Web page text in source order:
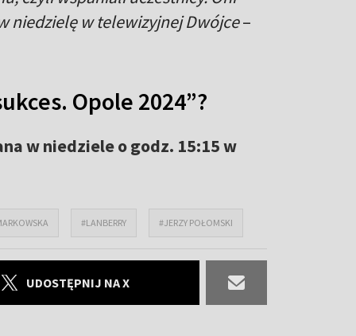
niedzielę w telewizyjnej Dwójce–
Opole 2024”?
w niedziele o godz. 15:15 w
#LANBERRY #JERZY POŁOMSKI
UDOSTĘPNIJ NA X